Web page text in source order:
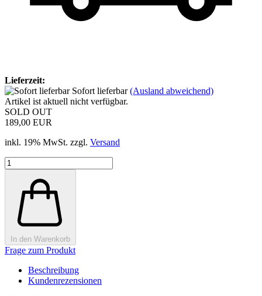
Lieferzeit:
Sofort lieferbar(Ausland abweichend)
Artikel ist aktuell nicht verfügbar.
SOLD OUT
189,00 EUR
inkl. 19% MwSt. zzgl. Versand
In den Warenkorb
Frage zum Produkt
Beschreibung
Kundenrezensionen